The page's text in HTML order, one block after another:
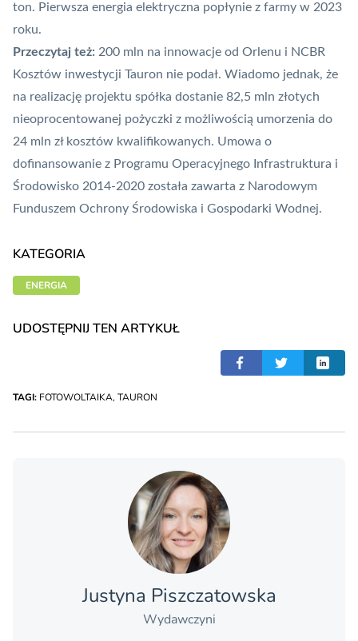
ton. Pierwsza energia elektryczna popłynie z farmy w 2023
roku.
Przeczytaj też: 200 mln na innowacje od Orlenu i NCBR
Kosztów inwestycji Tauron nie podał. Wiadomo jednak, że
na realizację projektu spółka dostanie 82,5 mln złotych
nieoprocentowanej pożyczki z możliwością umorzenia do
24 mln zł kosztów kwalifikowanych. Umowa o
dofinansowanie z Programu Operacyjnego Infrastruktura i
Środowisko 2014-2020 została zawarta z Narodowym
Funduszem Ochrony Środowiska i Gospodarki Wodnej.
KATEGORIA
ENERGIA
UDOSTĘPNIJ TEN ARTYKUŁ
TAGI: FOTOWOLTAIKA, TAURON
Justyna Piszczatowska
Wydawczyni